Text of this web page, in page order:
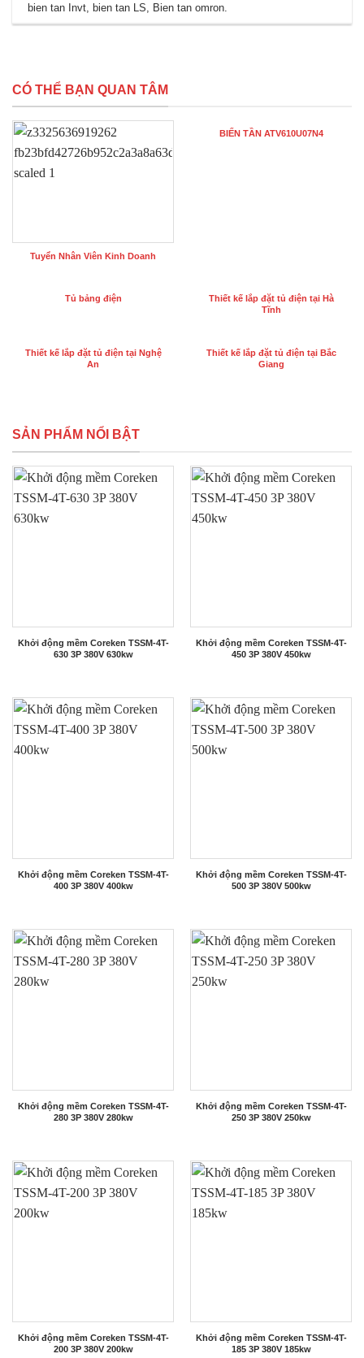
bien tan Invt, bien tan LS, Bien tan omron.
CÓ THỂ BẠN QUAN TÂM
Tuyển Nhân Viên Kinh Doanh
BIẾN TẦN ATV610U07N4
Tủ bảng điện
Thiết kế lắp đặt tủ điện tại Hà
Tĩnh
Thiết kế lắp đặt tủ điện tại Nghệ
An
Thiết kế lắp đặt tủ điện tại Bắc
Giang
SẢN PHẨM NỔI BẬT
Khởi động mềm Coreken TSSM-4T-
630 3P 380V 630kw
Khởi động mềm Coreken TSSM-4T-
450 3P 380V 450kw
Khởi động mềm Coreken TSSM-4T-
400 3P 380V 400kw
Khởi động mềm Coreken TSSM-4T-
500 3P 380V 500kw
Khởi động mềm Coreken TSSM-4T-
280 3P 380V 280kw
Khởi động mềm Coreken TSSM-4T-
250 3P 380V 250kw
Khởi động mềm Coreken TSSM-4T-
200 3P 380V 200kw
Khởi động mềm Coreken TSSM-4T-
185 3P 380V 185kw